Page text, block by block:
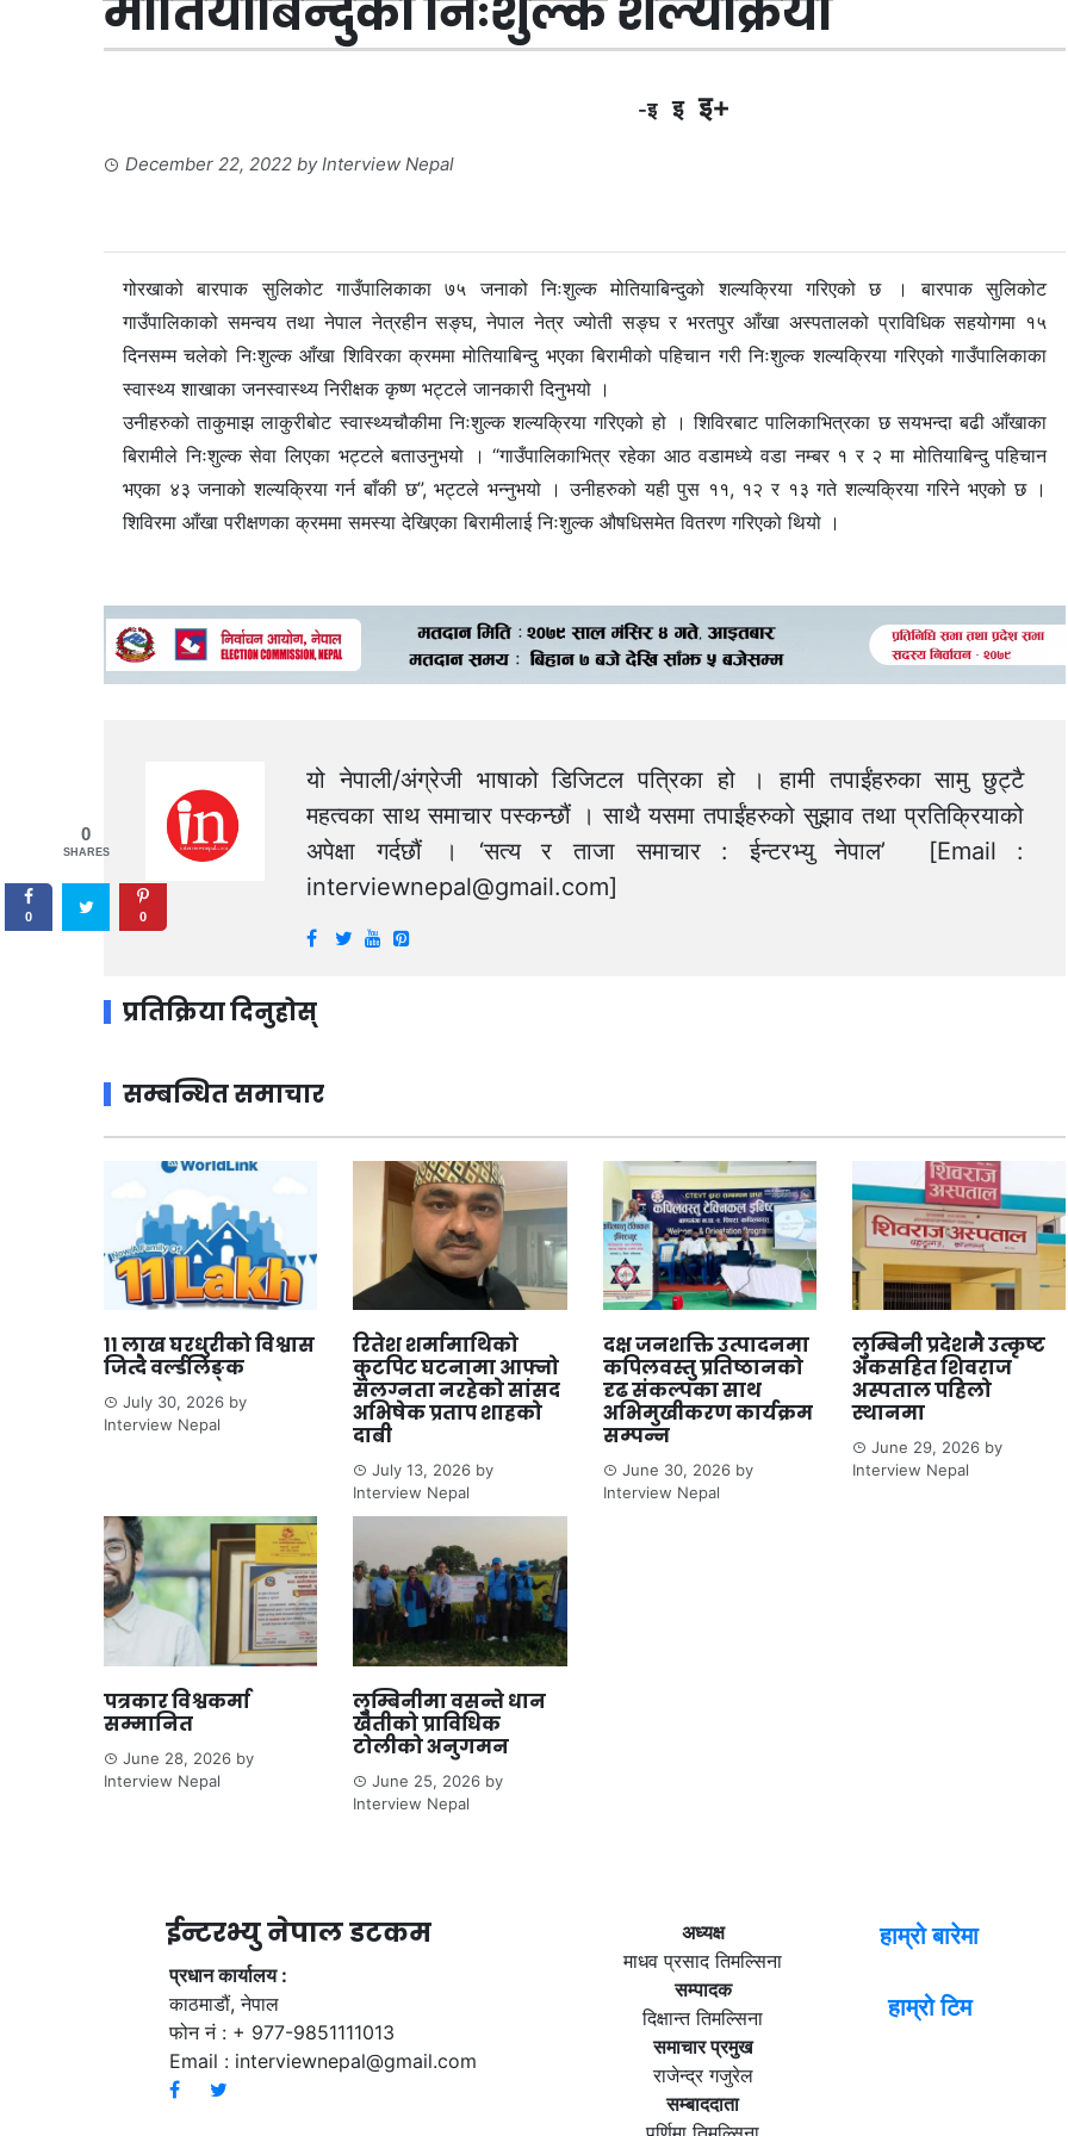
-इ इ इ+
December 22, 2022 byInterview Nepal
गोरखाको बारपाक सुलिकोट गाउँपालिकाका ७५ जनाको निःशुल्क मोतियाबिन्दुको शल्यक्रिया गरिएको छ । बारपाक सुलिकोट
गाउँपालिकाको समन्वय तथा नेपाल नेत्रहीन सङ्घ, नेपाल नेत्र ज्योती सङ्घ र भरतपुर आँखा अस्पतालको प्राविधिक सहयोगमा १५
दिनसम्म चलेको निःशुल्क आँखा शिविरका क्रममा मोतियाबिन्दु भएका बिरामीको पहिचान गरी निःशुल्क शल्यक्रिया गरिएको गाउँपालिकाका
स्वास्थ्य शाखाका जनस्वास्थ्य निरीक्षक कृष्ण भट्टले जानकारी दिनुभयो ।
उनीहरुको ताकुमाझ लाकुरीबोट स्वास्थ्यचौकीमा निःशुल्क शल्यक्रिया गरिएको हो । शिविरबाट पालिकाभित्रका छ सयभन्दा बढी आँखाका
बिरामीले निःशुल्क सेवा लिएका भट्टले बताउनुभयो । “गाउँपालिकाभित्र रहेका आठ वडामध्ये वडा नम्बर १ र २ मा मोतियाबिन्दु पहिचान
भएका ४३ जनाको शल्यक्रिया गर्न बाँकी छ”, भट्टले भन्नुभयो । उनीहरुको यही पुस ११, १२ र १३ गते शल्यक्रिया गरिने भएको छ ।
शिविरमा आँखा परीक्षणका क्रममा समस्या देखिएका बिरामीलाई निःशुल्क औषधिसमेत वितरण गरिएको थियो ।
यो नेपाली/अंग्रेजी भाषाको डिजिटल पत्रिका हो । हामी तपाईंहरुका सामु छुट्टै
महत्वका साथ समाचार पस्कन्छौं । साथै यसमा तपाईंहरुको सुझाव तथा प्रतिक्रियाको
अपेक्षा गर्दछौं । ‘सत्य र ताजा समाचार : ईन्टरभ्यु नेपाल’ [Email :
interviewnepal@gmail.com]
प्रतिक्रिया दिनुहोस्
सम्बन्धित समाचार
११ लाख घरधुरीको विश्वास
जित्दै वर्ल्डलिङ्क
July 30, 2026 by
Interview Nepal
रितेश शर्मामाथिको
कुटपिट घटनामा आफ्नो
संलग्नता नरहेको सांसद
अभिषेक प्रताप शाहको
दाबी
July 13, 2026 by
Interview Nepal
दक्ष जनशक्ति उत्पादनमा
कपिलवस्तु प्रतिष्ठानको
दृढ संकल्पका साथ
अभिमुखीकरण कार्यक्रम
सम्पन्न
June 30, 2026by
Interview Nepal
लुम्बिनी प्रदेशमै उत्कृष्ट
अंकसहित शिवराज
अस्पताल पहिलो
स्थानमा
June 29, 2026by
Interview Nepal
पत्रकार विश्वकर्मा
सम्मानित
June 28, 2026 by
Interview Nepal
लुम्बिनीमा वसन्ते धान
खेतीको प्राविधिक
टोलीको अनुगमन
June 25, 2026 by
Interview Nepal
ईन्टरभ्यु नेपाल डटकम
प्रधान कार्यालय :
काठमाडौं, नेपाल
फोन नं : + 977-9851111013
Email : interviewnepal@gmail.com
अध्यक्ष
माधव प्रसाद तिमल्सिना
सम्पादक
दिक्षान्त तिमल्सिना
समाचार प्रमुख
राजेन्द्र गजुरेल
सम्बाददाता
हाम्रो बारेमा
हाम्रो टिम
0
SHARES
0 0